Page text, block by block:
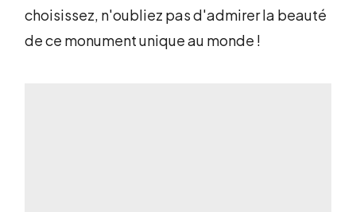
choisissez, n'oubliez pas d'admirer la beauté
de ce monument unique au monde !